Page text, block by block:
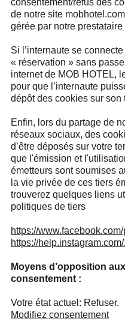
consentement/refus des
de notre site
gérée par notre
Si l’internaute se
« réservation » sans
internet de MOB HOTEL,
pour que l’internaute
dépôt des cookies sur son
Enfin, lors du partage de
réseaux sociaux, des
d’être déposés sur votre
que l'émission et
émetteurs sont soumises
la vie privée de ces tiers
trouverez quelques liens
politiques de tiers
https://
https://
Moyens d’opposition
consentement :
Votre état ​​actuel: Refuser.
Modifiez consentement